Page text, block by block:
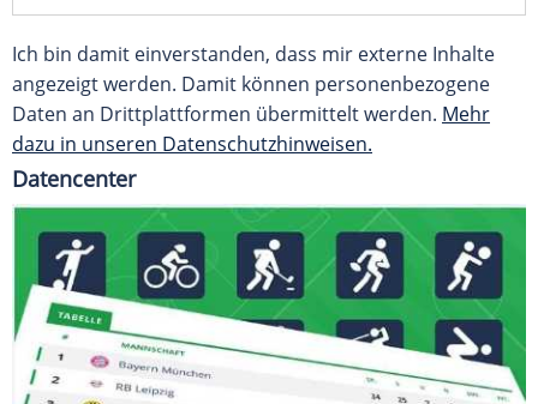
Ich bin damit einverstanden, dass mir externe Inhalte
angezeigt werden. Damit können personenbezogene
Daten an Drittplattformen übermittelt werden. Mehr
dazu in unseren Datenschutzhinweisen.
Datencenter